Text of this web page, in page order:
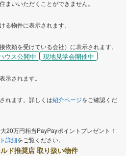
いいただくことができません。
る物件に表示されます。
依頼を受けている会社）に表示されます。
ウス公開中
現地見学会開催中
示されます。
れます。詳しくは紹介ページをご確認くだ
20万円相当PayPayポイントプレゼント！
詳細をご覧ください。
ド推奨店 取り扱い物件